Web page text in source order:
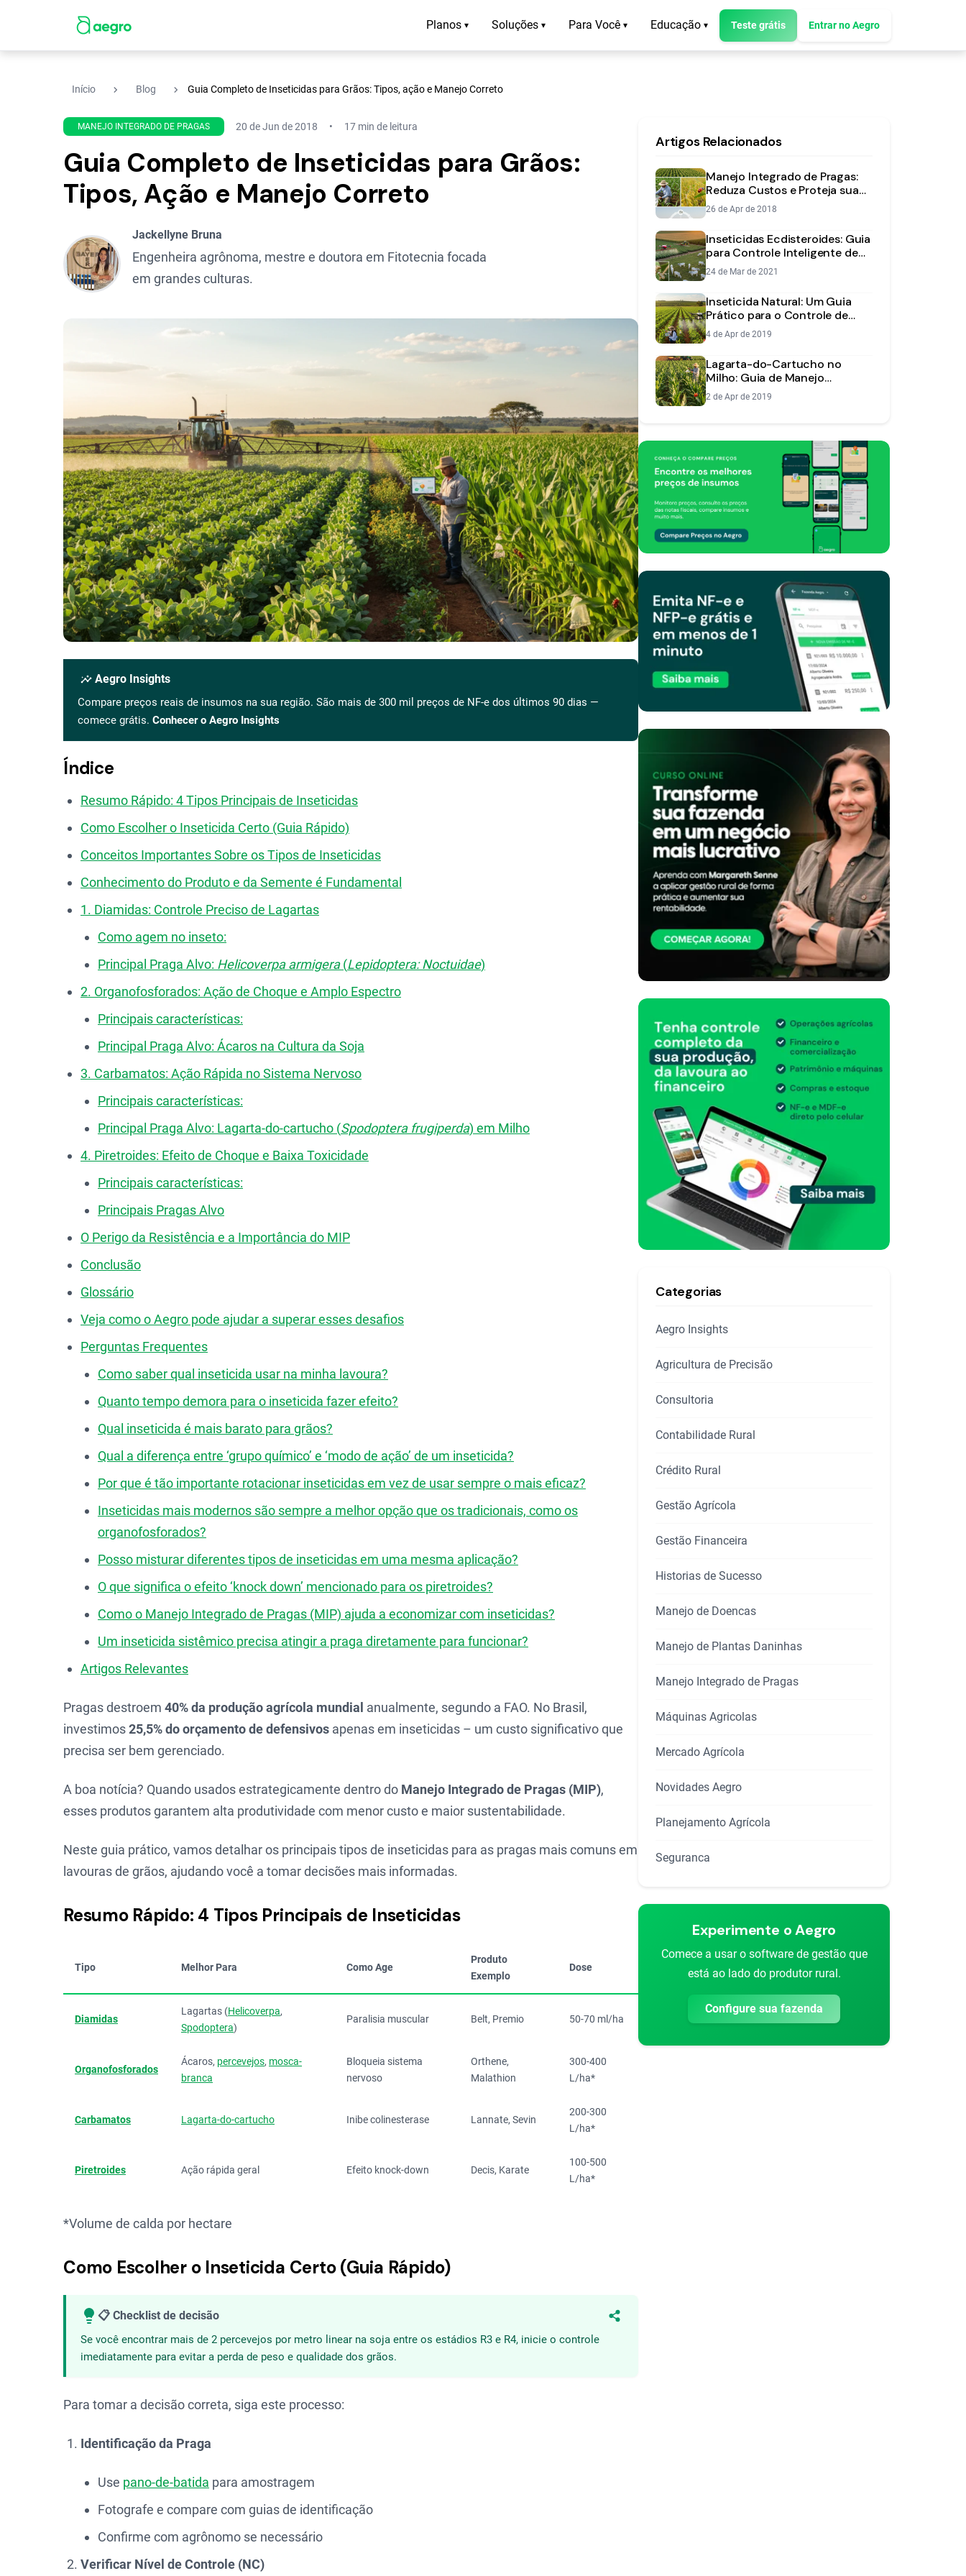
Planos ▾ Soluções ▾ Para Você ▾ Educação ▾ Teste grátis Entrar no Aegro
Início navigate_next Blog navigate_next Guia Completo de Inseticidas para Grãos: Tipos, ação e Manejo Correto
MANEJO INTEGRADO DE PRAGAS 20 de Jun de 2018 17 min de leitura
Guia Completo de Inseticidas para Grãos:
Tipos, Ação e Manejo Correto
Jackellyne Bruna
Engenheira agrônoma, mestre e doutora em Fitotecnia focada
em grandes culturas.
insights Aegro Insights
Compare preços reais de insumos na sua região. São mais de 300 mil preços de NF-e dos últimos 90 dias —
comece grátis. Conhecer o Aegro Insights
Índice
Resumo Rápido: 4 Tipos Principais de Inseticidas
Como Escolher o Inseticida Certo (Guia Rápido)
Conceitos Importantes Sobre os Tipos de Inseticidas
Conhecimento do Produto e da Semente é Fundamental
1. Diamidas: Controle Preciso de Lagartas
Como agem no inseto:
Principal Praga Alvo: Helicoverpa armigera(Lepidoptera: Noctuidae)
2. Organofosforados: Ação de Choque e Amplo Espectro
Principais características:
Principal Praga Alvo: Ácaros na Cultura da Soja
3. Carbamatos: Ação Rápida no Sistema Nervoso
Principais características:
Principal Praga Alvo: Lagarta-do-cartucho (Spodoptera frugiperda) em Milho
4. Piretroides: Efeito de Choque e Baixa Toxicidade
Principais características:
Principais Pragas Alvo
O Perigo da Resistência e a Importância do MIP
Conclusão
Glossário
Veja como o Aegro pode ajudar a superar esses desafios
Perguntas Frequentes
Como saber qual inseticida usar na minha lavoura?
Quanto tempo demora para o inseticida fazer efeito?
Qual inseticida é mais barato para grãos?
Qual a diferença entre ‘grupo químico’ e ‘modo de ação’ de um inseticida?
Por que é tão importante rotacionar inseticidas em vez de usar sempre o mais eficaz?
Inseticidas mais modernos são sempre a melhor opção que os tradicionais, como os
organofosforados?
Posso misturar diferentes tipos de inseticidas em uma mesma aplicação?
O que significa o efeito ‘knock down’ mencionado para os piretroides?
Como o Manejo Integrado de Pragas (MIP) ajuda a economizar com inseticidas?
Um inseticida sistêmico precisa atingir a praga diretamente para funcionar?
Artigos Relevantes
Pragas destroem 40% da produção agrícola mundial anualmente, segundo a FAO. No Brasil,
investimos25,5% do orçamento de defensivos apenas em inseticidas – um custo significativo que
precisa ser bem gerenciado.
A boa notícia? Quando usados estrategicamente dentro do Manejo Integrado de Pragas (MIP),
esses produtos garantem alta produtividade com menor custo e maior sustentabilidade.
Neste guia prático, vamos detalhar os principais tipos de inseticidas para as pragas mais comuns em
lavouras de grãos, ajudando você a tomar decisões mais informadas.
Resumo Rápido: 4 Tipos Principais de Inseticidas
Tipo Melhor Para Como Age
Produto
Exemplo
Dose
Diamidas
Lagartas (Helicoverpa,
Spodoptera)
Paralisia muscular Belt, Premio 50-70 ml/ha
Organofosforados
Ácaros, percevejos, mosca-
branca
Bloqueia sistema
nervoso
Orthene,
Malathion
300-400
L/ha*
Carbamatos Lagarta-do-cartucho Inibe colinesterase Lannate, Sevin
200-300
L/ha*
Piretroides Ação rápida geral Efeito knock-down Decis, Karate
100-500
L/ha*
*Volume de calda por hectare
Como Escolher o Inseticida Certo (Guia Rápido)
📋 Checklist de decisão
Compartilhar
Se você encontrar mais de 2 percevejos por metro linear na soja entre os estádios R3 e R4, inicie o controle
imediatamente para evitar a perda de peso e qualidade dos grãos.
Para tomar a decisão correta, siga este processo:
Identificação da Praga
Use pano-de-batida para amostragem
Fotografe e compare com guias de identificação
Confirme com agrônomo se necessário
Verificar Nível de Controle (NC)
Artigos Relacionados
Manejo Integrado de Pragas:
Reduza Custos e Proteja sua
Lavoura
26 de Apr de 2018
Inseticidas Ecdisteroides: Guia
para Controle Inteligente de
Pragas
24 de Mar de 2021
Inseticida Natural: Um Guia
Prático para o Controle de
Pragas na Lavoura
4 de Apr de 2019
Lagarta-do-Cartucho no
Milho: Guia de Manejo
Integrado e Controle Eficaz
2 de Apr de 2019
Categorias
Aegro Insights
Agricultura de Precisão
Consultoria
Contabilidade Rural
Crédito Rural
Gestão Agrícola
Gestão Financeira
Historias de Sucesso
Manejo de Doencas
Manejo de Plantas Daninhas
Manejo Integrado de Pragas
Máquinas Agricolas
Mercado Agrícola
Novidades Aegro
Planejamento Agrícola
Seguranca
Experimente o Aegro
Comece a usar o software de gestão que
está ao lado do produtor rural.
Configure sua fazenda